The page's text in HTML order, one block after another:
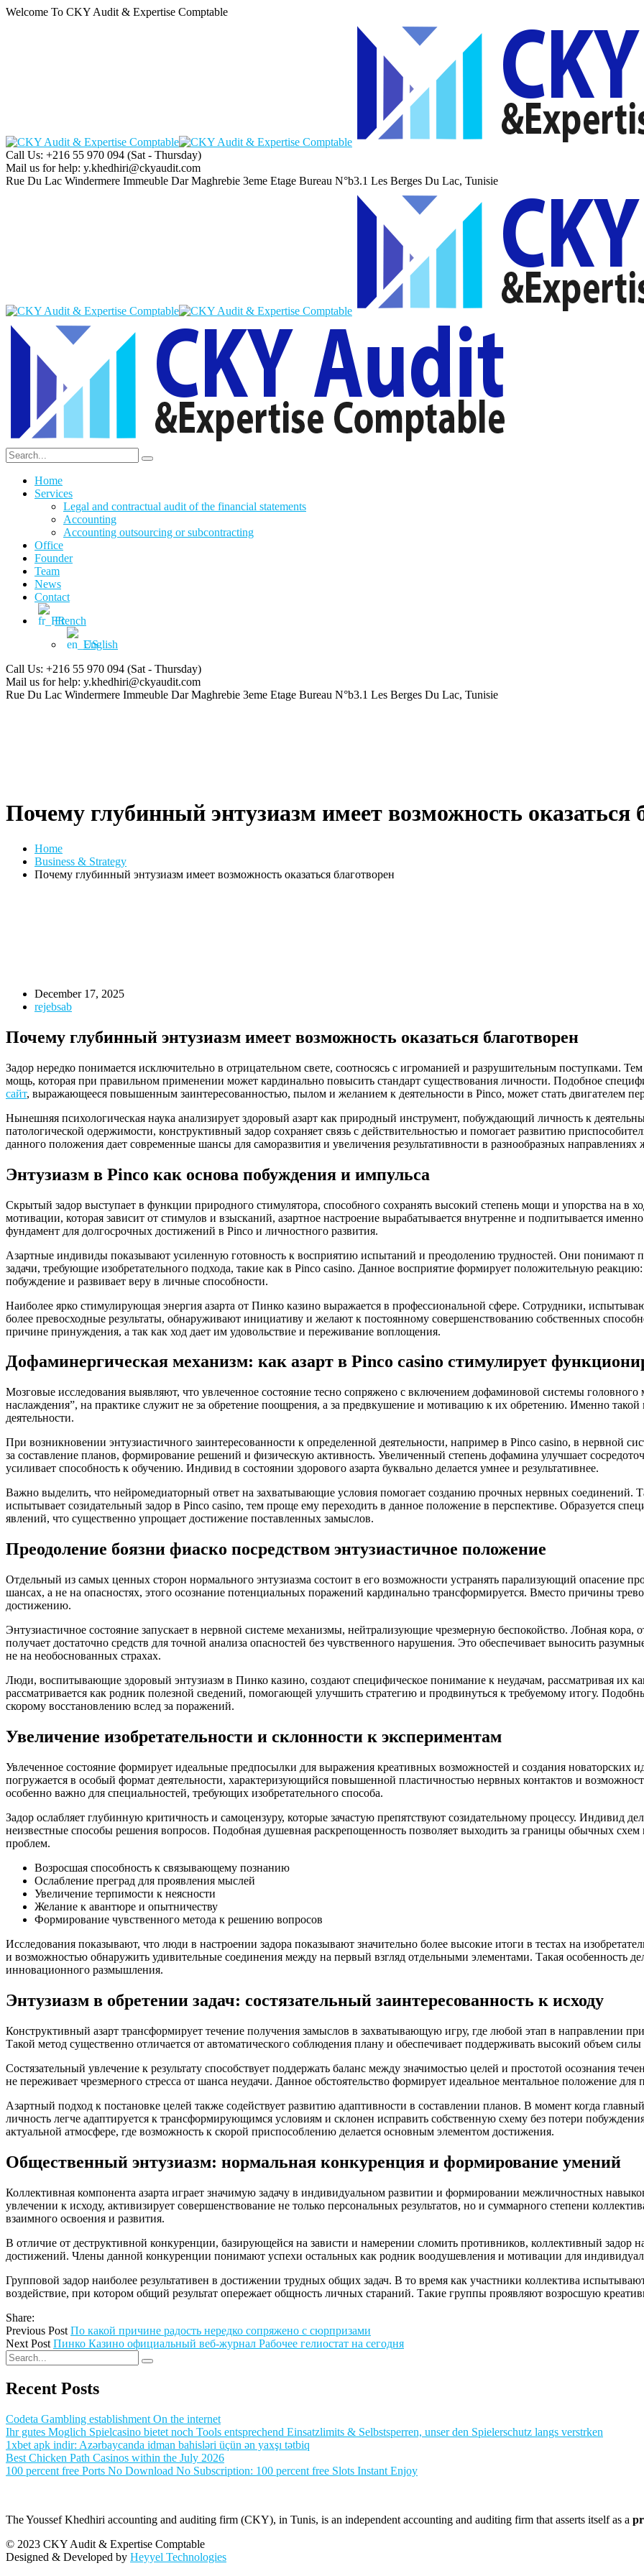
Welcome To CKY Audit & Expertise Comptable
Call Us: +216 55 970 094 (Sat - Thursday)
Mail us for help: y.khedhiri@ckyaudit.com
Rue Du Lac Windermere Immeuble Dar Maghrebie 3eme Etage Bureau N°b3.1 Les Berges Du Lac, Tunisie
Home
Services
Legal and contractual audit of the financial statements
Accounting
Accounting outsourcing or subcontracting
Office
Founder
Team
News
Contact
French
English
Call Us: +216 55 970 094 (Sat - Thursday)
Mail us for help: y.khedhiri@ckyaudit.com
Rue Du Lac Windermere Immeuble Dar Maghrebie 3eme Etage Bureau N°b3.1 Les Berges Du Lac, Tunisie
Почему глубинный энтузиазм имеет возможность оказаться
Home
Business & Strategy
Почему глубинный энтузиазм имеет возможность оказаться благотворен
December 17, 2025
rejebsab
Почему глубинный энтузиазм имеет возможность оказаться благотворен
Задор нередко понимается исключительно в отрицательном свете, соотносясь с игроманией и разрушительным поступками.
мощь, которая при правильном применении может кардинально повысить стандарт существования личности. Подобное
сайт, выражающееся повышенным заинтересованностью, пылом и желанием к деятельности в Pinco, может стать двигателем
Нынешняя психологическая наука анализирует здоровый азарт как природный инструмент, побуждающий личность к
патологической одержимости, конструктивный задор сохраняет связь с действительностью и помогает развитию
данного положения дает современные шансы для саморазвития и увеличения результативности в разнообразных направлениях
Энтузиазм в Pinco как основа побуждения и импульса
Скрытый задор выступает в функции природного стимулятора, способного сохранять высокий степень мощи и упорства на в
мотивации, которая зависит от стимулов и взысканий, азартное настроение вырабатывается внутренне и подпитывается
фундамент для долгосрочных достижений в Pinco и личностного развития.
Азартные индивиды показывают усиленную готовность к восприятию испытаний и преодолению трудностей. Они понимают
задачи, требующие изобретательного подхода, такие как в Pinco casino. Данное восприятие формирует положительную
побуждение и развивает веру в личные способности.
Наиболее ярко стимулирующая энергия азарта от Пинко казино выражается в профессиональной сфере. Сотрудники,
более превосходные результаты, обнаруживают инициативу и желают к постоянному совершенствованию собственных
причине принуждения, а так как ход дает им удовольствие и переживание воплощения.
Дофаминергическая механизм: как азарт в Pinco casino стимулирует
Мозговые исследования выявляют, что увлеченное состояние тесно сопряжено с включением дофаминовой системы
наслаждения”, на практике служит не за обретение поощрения, а за предвкушение и мотивацию к их обретению. Именно такой
деятельности.
При возникновении энтузиастичного заинтересованности к определенной деятельности, например в Pinco casino, в нервной
за составление планов, формирование решений и физическую активность. Увеличенный степень дофамина улучшает
усиливает способность к обучению. Индивид в состоянии здорового азарта буквально делается умнее и результативнее.
Важно выделить, что нейромедиаторный ответ на захватывающие условия помогает созданию прочных нервных соединений.
испытывает созидательный задор в Pinco casino, тем проще ему переходить в данное положение в перспективе. Образуется
явлений, что существенно упрощает достижение поставленных замыслов.
Преодоление боязни фиаско посредством энтузиастичное положение
Отдельный из самых ценных сторон нормального энтузиазма состоит в его возможности устранять парализующий опасение
шансах, а не на опасностях, этого осознание потенциальных поражений кардинально трансформируется. Вместо причины
достижению.
Энтузиастичное состояние запускает в нервной системе механизмы, нейтрализующие чрезмерную беспокойство. Лобная кора,
получает достаточно средств для точной анализа опасностей без чувственного нарушения. Это обеспечивает выносить
не на необоснованных страхах.
Люди, воспитывающие здоровый энтузиазм в Пинко казино, создают специфическое понимание к неудачам, рассматривая их
рассматривается как родник полезной сведений, помогающей улучшить стратегию и продвинуться к требуемому итогу.
скорому восстановлению вслед за поражений.
Увеличение изобретательности и склонности к экспериментам
Увлеченное состояние формирует идеальные предпосылки для выражения креативных возможностей и создания новаторских
погружается в особый формат деятельности, характеризующийся повышенной пластичностью нервных контактов и
особенно важно для специальностей, требующих изобретательного способа.
Задор ослабляет глубинную критичность и самоцензуру, которые зачастую препятствуют созидательному процессу. Индивид
неизвестные способы решения вопросов. Подобная душевная раскрепощенность позволяет выходить за границы обычных
проблем.
Возросшая способность к связывающему познанию
Ослабление преград для проявления мыслей
Увеличение терпимости к неясности
Желание к авантюре и опытничеству
Формирование чувственного метода к решению вопросов
Исследования показывают, что люди в настроении задора показывают значительно более высокие итоги в тестах на
и возможностью обнаружить удивительные соединения между на первый взгляд отдельными элементами. Такая особенность
инновационного размышления.
Энтузиазм в обретении задач: состязательный заинтересованность к исходу
Конструктивный азарт трансформирует течение получения замыслов в захватывающую игру, где любой этап в направлении
Такой метод существенно отличается от автоматического соблюдения плану и обеспечивает поддерживать высокий объем силы
Состязательный увлечение к результату способствует поддержать баланс между значимостью целей и простотой осознания
не переживает чрезмерного стресса от шанса неудачи. Данное обстоятельство формирует идеальное ментальное положение
Азартный подход к постановке целей также содействует развитию адаптивности в составлении планов. В момент когда
личность легче адаптируется к трансформирующимся условиям и склонен исправить собственную схему без потери
актуальной атмосфере, где возможность к скорой приспособлению делается основным элементом достижения.
Общественный энтузиазм: нормальная конкуренция и формирование умений
Коллективная компонента азарта играет значимую задачу в индивидуальном развитии и формировании межличностных
увлечении к исходу, активизирует совершенствование не только персональных результатов, но и суммарного степени
взаимного освоения и развития.
В отличие от деструктивной конкуренции, базирующейся на зависти и намерении сломить противников, коллективный задор
достижений. Члены данной конкуренции понимают успехи остальных как родник воодушевления и мотивации для
Групповой задор наиболее результативен в достижении трудных общих задач. В то время как участники коллектива
воздействие, при котором общий результат опережает общность личных стараний. Такие группы проявляют возросшую
Share:
Previous Post По какой причине радость нередко сопряжено с сюрпризами
Next Post Пинко Казино официальный веб-журнал Рабочее гелиостат на сегодня
Recent Posts
Codeta Gambling establishment On the internet
Ihr gutes Moglich Spielcasino bietet noch Tools entsprechend Einsatzlimits & Selbstsperren, unser den Spielerschutz langs verstrken
1xbet apk indir: Azərbaycanda idman bahisləri üçün ən yaxşı tətbiq
Best Chicken Path Casinos within the July 2026
100 percent free Ports No Download No Subscription: 100 percent free Slots Instant Enjoy
The Youssef Khedhiri accounting and auditing firm (CKY), in Tunis, is an independent accounting and auditing firm that asserts itself as a
© 2023 CKY Audit & Expertise Comptable
Designed & Developed by Heyyel Technologies